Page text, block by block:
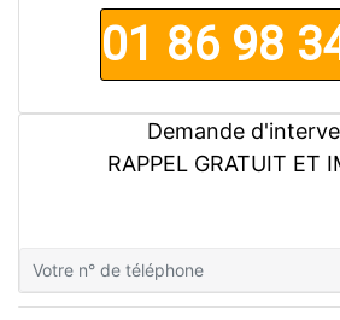
01 86 98
Demande
RAPPEL GRATUIT ET